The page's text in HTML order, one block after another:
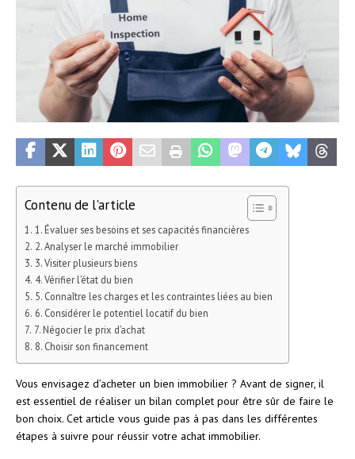
Contenu de l'article
1. Évaluer ses besoins et ses capacités financières
2. Analyser le marché immobilier
3. Visiter plusieurs biens
4. Vérifier l’état du bien
5. Connaître les charges et les contraintes liées au bien
6. Considérer le potentiel locatif du bien
7. Négocier le prix d’achat
8. Choisir son financement
Vous envisagez d’acheter un bien immobilier ? Avant de signer, il
est essentiel de réaliser un bilan complet pour être sûr de faire le
bon choix. Cet article vous guide pas à pas dans les différentes
étapes à suivre pour réussir votre achat immobilier.